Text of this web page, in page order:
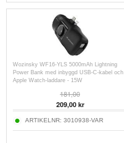
Wozinsky WF16-YLS 5000mAh Lightning
Power Bank med inbyggd USB-C-kabel och
Apple Watch-laddare - 15W
181,00
209,00kr
ARTIKELNR: 3010938-VAR